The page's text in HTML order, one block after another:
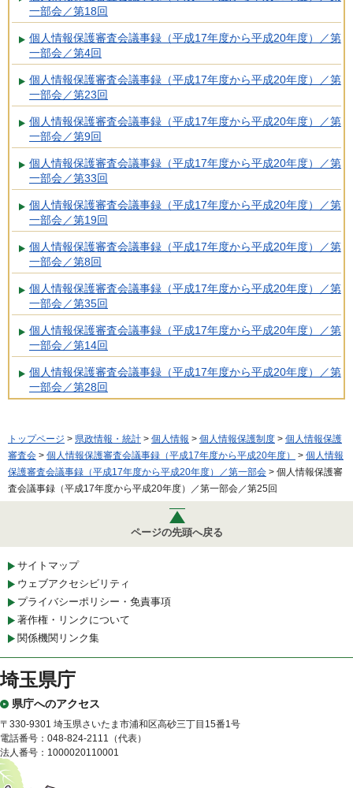
一部会／第18回
個人情報保護審査会議事録（平成17年度から平成20年度）／第
一部会／第4回
個人情報保護審査会議事録（平成17年度から平成20年度）／第
一部会／第23回
個人情報保護審査会議事録（平成17年度から平成20年度）／第
一部会／第9回
個人情報保護審査会議事録（平成17年度から平成20年度）／第
一部会／第33回
個人情報保護審査会議事録（平成17年度から平成20年度）／第
一部会／第19回
個人情報保護審査会議事録（平成17年度から平成20年度）／第
一部会／第8回
個人情報保護審査会議事録（平成17年度から平成20年度）／第
一部会／第35回
個人情報保護審査会議事録（平成17年度から平成20年度）／第
一部会／第14回
個人情報保護審査会議事録（平成17年度から平成20年度）／第
一部会／第28回
トップページ > 県政情報・統計 > 個人情報 > 個人情報保護制度 > 個人情報保護
審査会 > 個人情報保護審査会議事録（平成17年度から平成20年度） > 個人情報
保護審査会議事録（平成17年度から平成20年度）／第一部会 > 個人情報保護審
査会議事録（平成17年度から平成20年度）／第一部会／第25回
ページの先頭へ戻る
サイトマップ
ウェブアクセシビリティ
プライバシーポリシー・免責事項
著作権・リンクについて
関係機関リンク集
埼玉県庁
県庁へのアクセス
〒330-9301 埼玉県さいたま市浦和区高砂三丁目15番1号
電話番号：048-824-2111（代表）
法人番号：1000020110001